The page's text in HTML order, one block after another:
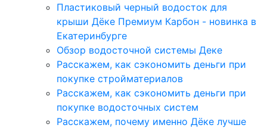
Пластиковый черный водосток для
крыши Дёке Премиум Карбон - новинка в
Екатеринбурге
Обзор водосточной системы Деке
Расскажем, как сэкономить деньги при
покупке стройматериалов
Расскажем, как сэкономить деньги при
покупке водосточных систем
Расскажем, почему именно Дёке лучше